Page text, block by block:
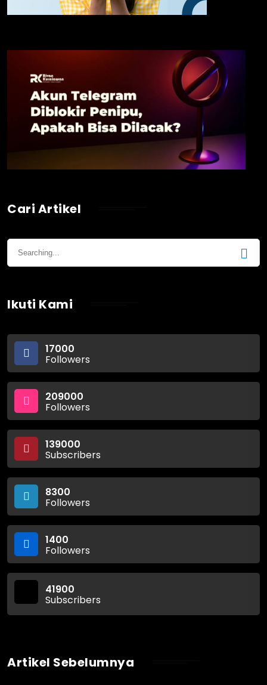
Cari Artikel
Ikuti Kami
17000
Followers
209000
Followers
139000
Subscribers
8300
Followers
1400
Followers
41900
Subscribers
Artikel Sebelumnya